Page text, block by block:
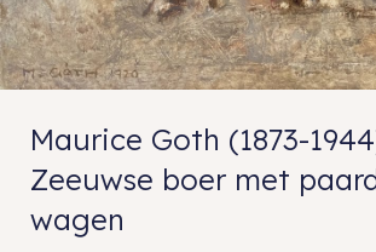
Maurice Goth (1873-
Zeeuwse boer met
wagen